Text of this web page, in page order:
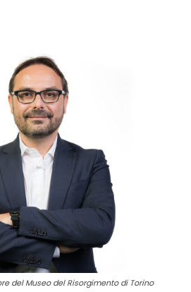
del Museo del Risorgimento di Torino